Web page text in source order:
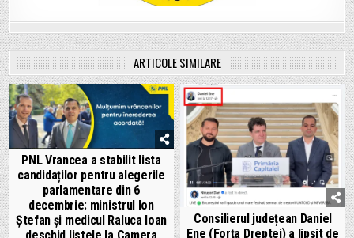
ARTICOLE SIMILARE
PNL Vrancea a stabilit lista
candidaților pentru alegerile
parlamentare din 6
decembrie: ministrul Ion
Ștefan și medicul Raluca Ioan
Consilierul județean Daniel
Ene (Forța Dreptei) a lipsit de